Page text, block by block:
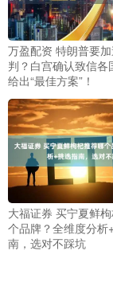
万盈配资 特朗普要
判？白宫确认致信各
给出“最佳方案”！
大福证券 买宁夏鲜
个品牌？全维度分析
南，选对不踩坑